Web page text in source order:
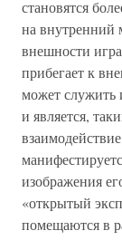
становятся
на внутренний
внешности
прибегает к
может служить
и является,
изображения
«открытый
помещаются в